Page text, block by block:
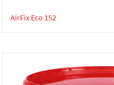
AirFix Eco 152